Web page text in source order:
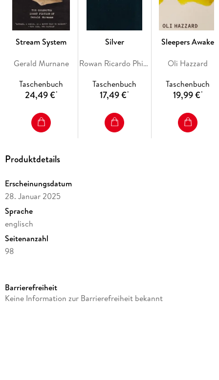
the enclosed space of the household, and the increased
confinement and intimacy of raising a child during the
pandemic. Peterson unfolds the small moments that make up
our lives and reveals the truths contained within them, and
her poems capture the lyricism of our daily rhythms-the
interruptions, dialogues, and epiphanies.
Stream System
Gerald Murnane
Taschenbuch
24,49 €*
Silver
Rowan Ricardo Phillips
Taschenbuch
17,49 €*
Sleepers Awake
Oli Hazzard
Taschenbuch
19,99 €*
Produktdetails
Erscheinungsdatum
28. Januar 2025
Sprache
englisch
Seitenanzahl
98
Autor/Autorin
Barrierefreiheit
Keine Information zur Barrierefreiheit bekannt